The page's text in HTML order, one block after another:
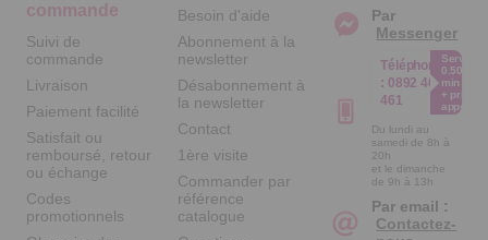
commande
Suivi de
commande
Livraison
Paiement facilité
Satisfait ou
remboursé, retour
ou échange
Codes
promotionnels
Besoin d'aide
Abonnement à la
newsletter
Désabonnement à
la newsletter
Contact
1ère visite
Commander par
référence
catalogue
Par
Messenger
Téléphone
: 0892 461
461
Service
0.50€ /
min
+ prix
appel
Du lundi au
samedi de 8h à
20h
et le dimanche
de 9h à 13h
Par email :
Contactez-